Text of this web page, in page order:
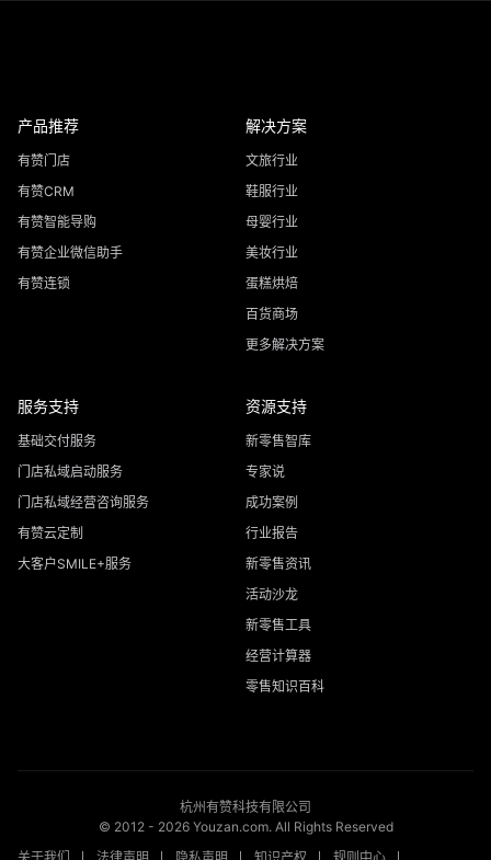
产品推荐
有赞门店
有赞CRM
有赞智能导购
有赞企业微信助手
有赞连锁
解决方案
文旅行业
鞋服行业
母婴行业
美妆行业
蛋糕烘焙
百货商场
更多解决方案
服务支持
基础交付服务
门店私域启动服务
门店私域经营咨询服务
有赞云定制
大客户SMILE+服务
资源支持
新零售智库
专家说
成功案例
行业报告
新零售资讯
活动沙龙
新零售工具
经营计算器
零售知识百科
杭州有赞科技有限公司
© 2012 - 2026Youzan.com. All Rights Reserved